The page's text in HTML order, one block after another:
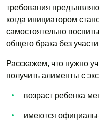
требования
когда инициатором
самостоятельно
общего брака без
Расскажем, что нужно
получить алименты с
возраст ребенка
имеются